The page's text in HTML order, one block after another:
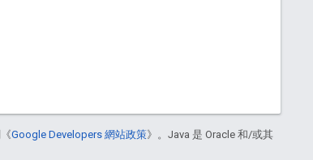
Google Developers 網站政策》。Java 是 Oracle 和/或其